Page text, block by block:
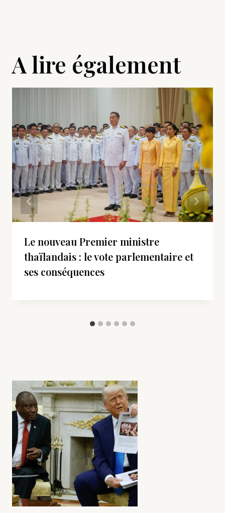
A lire également
Le nouveau Premier ministre
thaïlandais : le vote parlementaire et
ses conséquences